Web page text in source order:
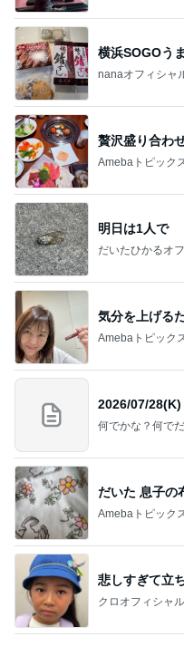
横浜SOGOう
nanaオフィシャ
贅沢盛り合わ
Amebaトピック
明日は1人で
だいたひかるオ
気分を上げる
Amebaトピック
2026/07/28(K)
何でかな？何で
だいた 息子の
Amebaトピック
悲しすぎて立
クロオフィシャ